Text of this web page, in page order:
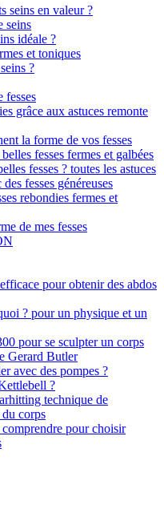
seins en valeur ?
seins
idéale ?
et toniques
?
fesses
grâce aux astuces remonte
la forme de vos fesses
fesses fermes et galbées
fesses ? toutes les astuces
fesses généreuses
rebondies fermes et
de mes fesses
pour obtenir des abdos
? pour un physique et un
pour se sculpter un corps
Gerard Butler
avec des pompes ?
?
technique de
corps
pour choisir